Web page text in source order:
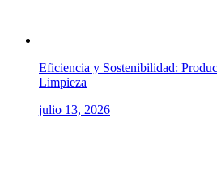
Eficiencia y Sostenibilidad:
Limpieza
julio 13, 2026